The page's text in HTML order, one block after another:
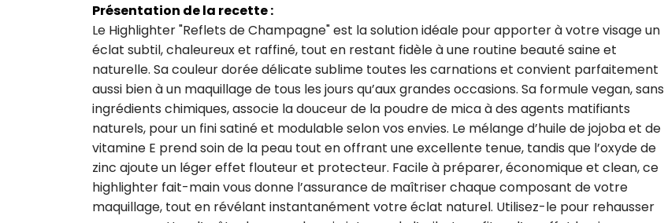
Présentation de la recette :
Le Highlighter "Reflets de Champagne" est la solution idéale pour apporter à votre visage un
éclat subtil, chaleureux et raffiné, tout en restant fidèle à une routine beauté saine et
naturelle. Sa couleur dorée délicate sublime toutes les carnations et convient parfaitement
aussi bien à un maquillage de tous les jours qu’aux grandes occasions. Sa formule vegan, sans
ingrédients chimiques, associe la douceur de la poudre de mica à des agents matifiants
naturels, pour un fini satiné et modulable selon vos envies. Le mélange d’huile de jojoba et de
vitamine E prend soin de la peau tout en offrant une excellente tenue, tandis que l’oxyde de
zinc ajoute un léger effet flouteur et protecteur. Facile à préparer, économique et clean, ce
highlighter fait-main vous donne l’assurance de maîtriser chaque composant de votre
maquillage, tout en révélant instantanément votre éclat naturel. Utilisez-le pour rehausser